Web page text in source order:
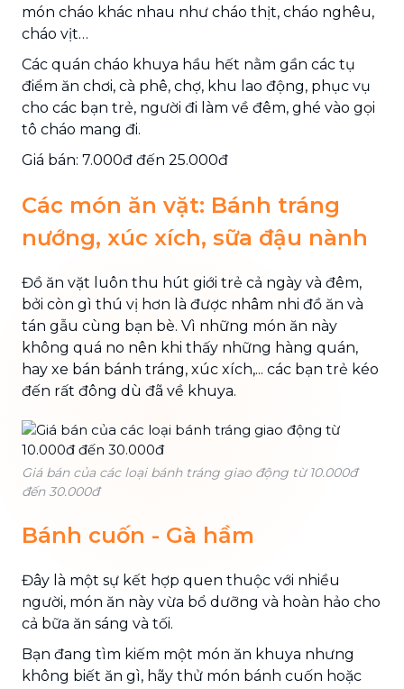
món cháo khác nhau như cháo thịt, cháo nghêu,
cháo vịt…
Các quán cháo khuya hầu hết nằm gần các tụ
điểm ăn chơi, cà phê, chợ, khu lao động, phục vụ
cho các bạn trẻ, người đi làm về đêm, ghé vào gọi
tô cháo mang đi.
Giá bán: 7.000đ đến 25.000đ
Các món ăn vặt: Bánh tráng
nướng, xúc xích, sữa đậu nành
Đồ ăn vặt luôn thu hút giới trẻ cả ngày và đêm,
bởi còn gì thú vị hơn là được nhâm nhi đồ ăn và
tán gẫu cùng bạn bè. Vì những món ăn này
không quá no nên khi thấy những hàng quán,
hay xe bán bánh tráng, xúc xích,... các bạn trẻ kéo
đến rất đông dù đã về khuya.
Giá bán của các loại bánh tráng giao động từ 10.000đ
đến 30.000đ
Bánh cuốn - Gà hầm
Đây là một sự kết hợp quen thuộc với nhiều
người, món ăn này vừa bổ dưỡng và hoàn hảo cho
cả bữa ăn sáng và tối.
Bạn đang tìm kiếm một món ăn khuya nhưng
không biết ăn gì, hãy thử món bánh cuốn hoặc